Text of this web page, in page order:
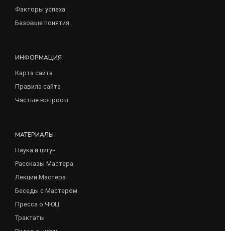
Факторы успеха
Базовые понятия
ИНФОРМАЦИЯ
Карта сайта
Правила сайта
Частые вопросы
МАТЕРИАЛЫ
Наука и цигун
Рассказы Мастера
Лекции Мастера
Беседы с Мастером
Пресса о ЧЮЦ
Трактаты